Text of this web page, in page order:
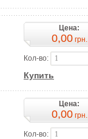
Цена:
0,00грн.
Кол-во:
Купить
Цена:
0,00грн.
Кол-во: